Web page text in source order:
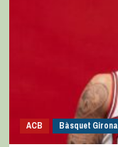
ACB Bàsquet Girona